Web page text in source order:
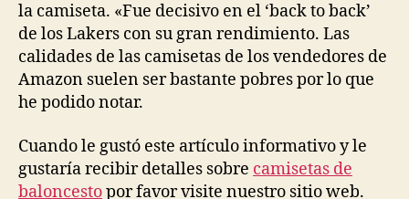
la camiseta. «Fue decisivo en el ‘back to back’
de los Lakers con su gran rendimiento. Las
calidades de las camisetas de los vendedores de
Amazon suelen ser bastante pobres por lo que
he podido notar.
Cuando le gustó este artículo informativo y le
gustaría recibir detalles sobre camisetas de
baloncestopor favor visite nuestro sitio web.